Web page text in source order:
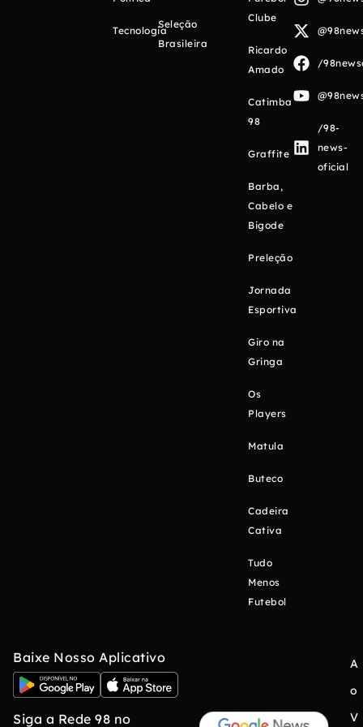
Tecnologia
Seleção
Brasileira
Clube
Ricardo
Amado
Catimba
98
Graffite
Barba,
Cabelo e
Bigode
Preleção
Jornada
Esportiva
Giro na
Gringa
Os
Players
Matula
Buteco
Cadeira
Cativa
Tudo
Menos
Futebol
/
/98-
news-
oficial
Baixe Nosso Aplicativo
Siga a Rede 98 no
A
o
V